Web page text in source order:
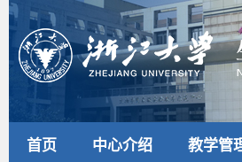
首页 中心介绍 教学管